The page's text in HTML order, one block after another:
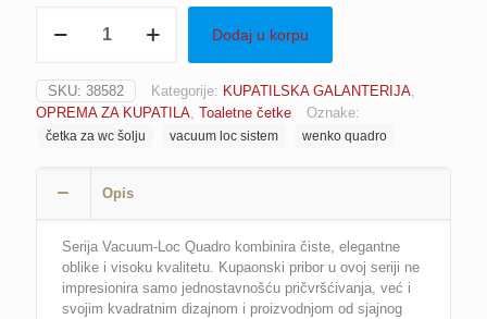
šolju
Vacuum
Loc
sistem
Dodaj u korpu
SKU: 38582 Kategorije: KUPATILSKA GALANTERIJA
OPREMA ZA KUPATILA Toaletne četke Oznake:
četka za wc šolju vacuum loc sistem wenko quadro
Opis
Serija Vacuum-Loc Quadro kombinira čiste, elegantne
oblike i visoku kvalitetu. Kupaonski pribor u ovoj seriji ne
impresionira samo jednostavnošću pričvršćivanja, već i
svojim kvadratnim dizajnom i proizvodnjom od sjajnog